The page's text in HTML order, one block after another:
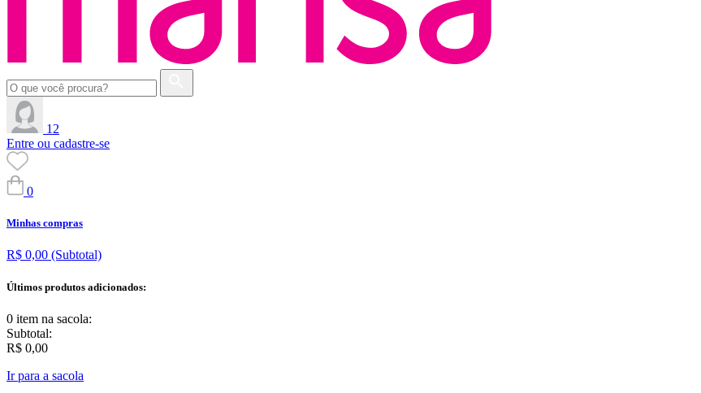
12
Entre ou cadastre-se
0
Minhas compras
R$ 0,00 (Subtotal)
Últimos produtos adicionados:
0 item na sacola:
Subtotal:
R$ 0,00
Ir para a sacola